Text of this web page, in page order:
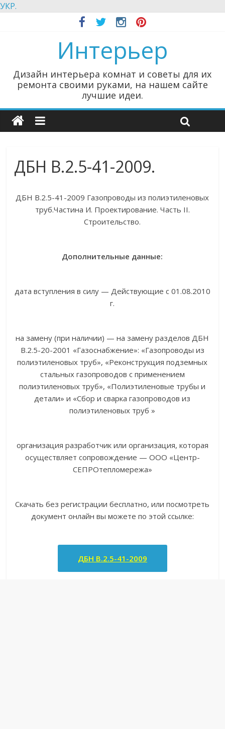
УКР.
Интерьер
Дизайн интерьера комнат и советы для их
ремонта своими руками, на нашем сайте
лучшие идеи.
ДБН В.2.5-41-2009.
ДБН В.2.5-41-2009 Газопроводы из полиэтиленовых
труб.Частина И. Проектирование. Часть II.
Строительство.
Дополнительные данные:
дата вступления в силу — Действующие с 01.08.2010
г.
на замену (при наличии) — на замену разделов ДБН
В.2.5-20-2001 «Газоснабжение»: «Газопроводы из
полиэтиленовых труб», «Реконструкция подземных
стальных газопроводов с применением
полиэтиленовых труб», «Полиэтиленовые трубы и
детали» и «Сбор и сварка газопроводов из
полиэтиленовых труб »
организация разработчик или организация, которая
осуществляет сопровождение — ООО «Центр-
СЕПРОтепломережа»
Скачать без регистрации бесплатно, или посмотреть
документ онлайн вы можете по этой ссылке:
ДБН В.2.5-41-2009